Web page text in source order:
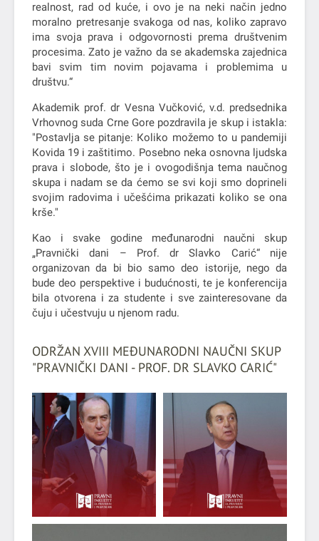
realnost, rad od kuće, i ovo je na neki način jedno
moralno pretresanje svakoga od nas, koliko zapravo
ima svoja prava i odgovornosti prema društvenim
procesima. Zato je važno da se akademska zajednica
bavi svim tim novim pojavama i problemima u
društvu.“
Akademik prof. dr Vesna Vučković, v.d. predsednika
Vrhovnog suda Crne Gore pozdravila je skup i istakla:
"Postavlja se pitanje: Кoliko možemo to u pandemiji
Кovida 19 i zaštitimo. Posebno neka osnovna ljudska
prava i slobode, što je i ovogodišnja tema naučnog
skupa i nadam se da ćemo se svi koji smo doprineli
svojim radovima i učešćima prikazati koliko se ona
krše."
Кao i svake godine međunarodni naučni skup
„Pravnički dani – Prof. dr Slavko Carić“ nije
organizovan da bi bio samo deo istorije, nego da
bude deo perspektive i budućnosti, te je konferencija
bila otvorena i za studente i sve zainteresovane da
čuju i učestvuju u njenom radu.
ODRŽAN XVIII MEĐUNARODNI NAUČNI SKUP
"PRAVNIČKI DANI - PROF. DR SLAVKO CARIĆ"